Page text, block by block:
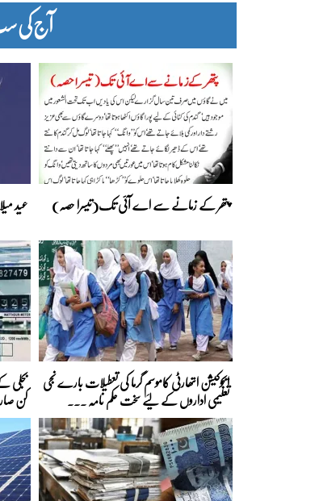
آج کی
پتھر کے زمانے سے اے آئی تک(تیسرا حصہ) عید
ایجوکیشن اتھارٹی کاموسمِ گرما کی تعطیلات بارے نجی
تعلیمی اداروں کے لیے سخت حکم نامہ ... کن